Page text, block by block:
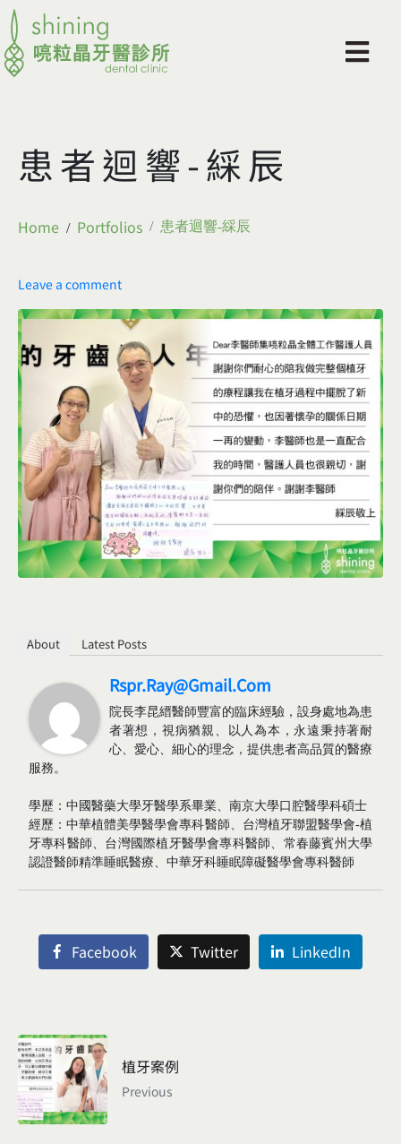
患者迴響-綵辰
Home Portfolios 患者迴響-綵辰
Leave a comment
About Latest Posts
Rspr.ray@gmail.com
院長李昆縉醫師豐富的臨床經驗，設身處地為患
者著想，視病猶親、以人為本，永遠秉持著耐
心、愛心、細心的理念，提供患者高品質的醫療
服務。
學歷：中國醫藥大學牙醫學系畢業、南京大學口腔醫學科碩士
經歷：中華植體美學醫學會專科醫師、台灣植牙聯盟醫學會-植
牙專科醫師、台灣國際植牙醫學會專科醫師、常春藤賓州大學
認證醫師精準睡眠醫療、中華牙科睡眠障礙醫學會專科醫師
Facebook Twitter LinkedIn
植牙案例
Previous